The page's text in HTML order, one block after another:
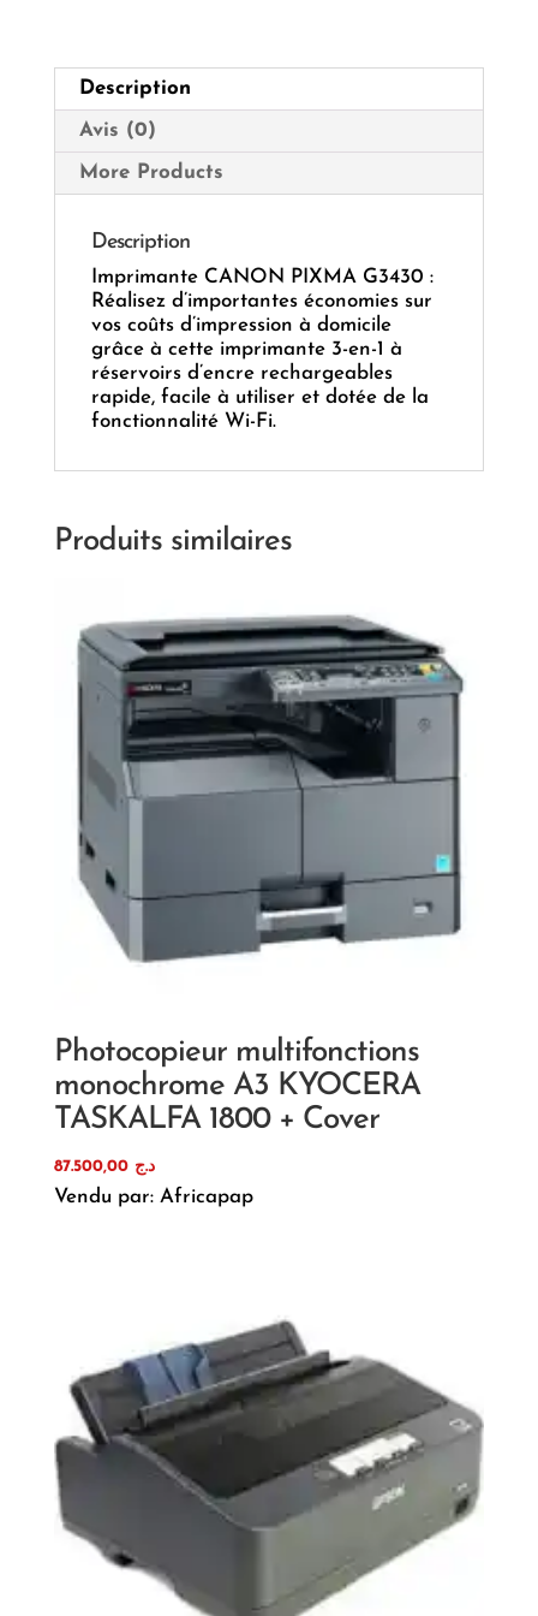
Description
Avis (0)
More Products
Description
Imprimante CANON PIXMA G3430 :
Réalisez d’importantes économies sur
vos coûts d’impression à domicile
grâce à cette imprimante 3-en-1 à
réservoirs d’encre rechargeables
rapide, facile à utiliser et dotée de la
fonctionnalité Wi-Fi.
Produits similaires
Photocopieur multifonctions
monochrome A3 KYOCERA
TASKALFA 1800 + Cover
د.ج 87.500,00
Vendu par: Africapap